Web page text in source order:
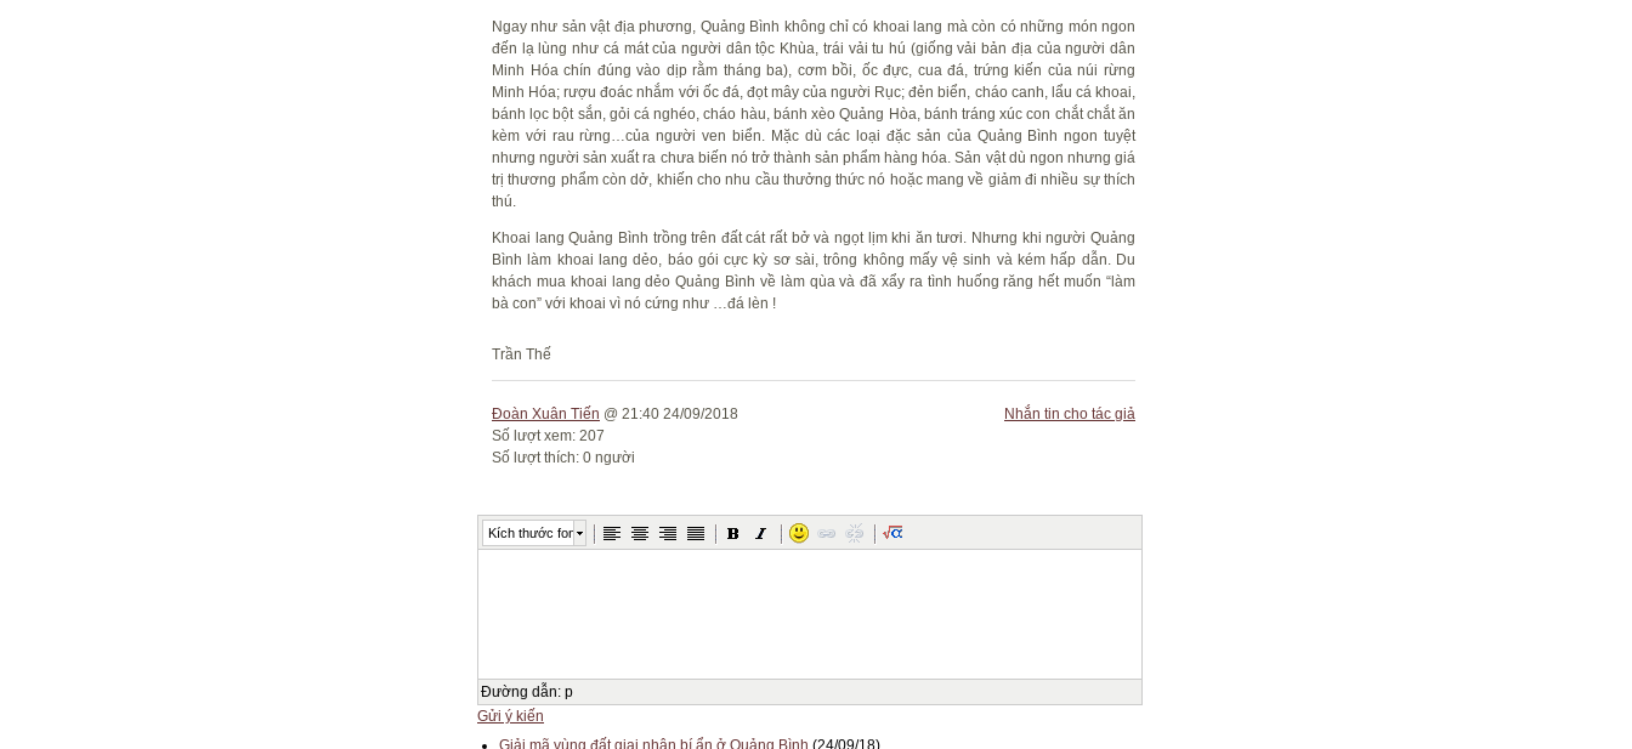
Ngay như sản vật địa phương, Quảng Bình không chỉ có khoai lang mà còn có những món ngon
đến lạ lùng như cá mát của người dân tộc Khùa, trái vải tu hú (giống vải bản địa của người dân
Minh Hóa chín đúng vào dịp rằm tháng ba), cơm bồi, ốc đực, cua đá, trứng kiến của núi rừng
Minh Hóa; rượu đoác nhắm với ốc đá, đọt mây của người Rục; đẻn biển, cháo canh, lẩu cá khoai,
bánh lọc bột sắn, gỏi cá nghéo, cháo hàu, bánh xèo Quảng Hòa, bánh tráng xúc con chắt chắt ăn
kèm với rau rừng…của người ven biển. Mặc dù các loại đặc sản của Quảng Bình ngon tuyệt
nhưng người sản xuất ra chưa biến nó trở thành sản phẩm hàng hóa. Sản vật dù ngon nhưng giá
trị thương phẩm còn dở, khiến cho nhu cầu thưởng thức nó hoặc mang về giảm đi nhiều sự thích
thú.
Khoai lang Quảng Bình trồng trên đất cát rất bở và ngọt lịm khi ăn tươi. Nhưng khi người Quảng
Bình làm khoai lang dẻo, báo gói cực kỳ sơ sài, trông không mấy vệ sinh và kém hấp dẫn. Du
khách mua khoai lang dẻo Quảng Bình về làm qùa và đã xẩy ra tình huống răng hết muốn “làm
bà con” với khoai vì nó cứng như …đá lèn !
Trần Thế
Nhắn tin cho tác giả
Đoàn Xuân Tiến @ 21:40 24/09/2018
Số lượt xem: 207
Số lượt thích: 0 người
Kích thước font
Đường dẫn: p
Gửi ý kiến
Giải mã vùng đất giai nhân bí ẩn ở Quảng Bình (24/09/18)